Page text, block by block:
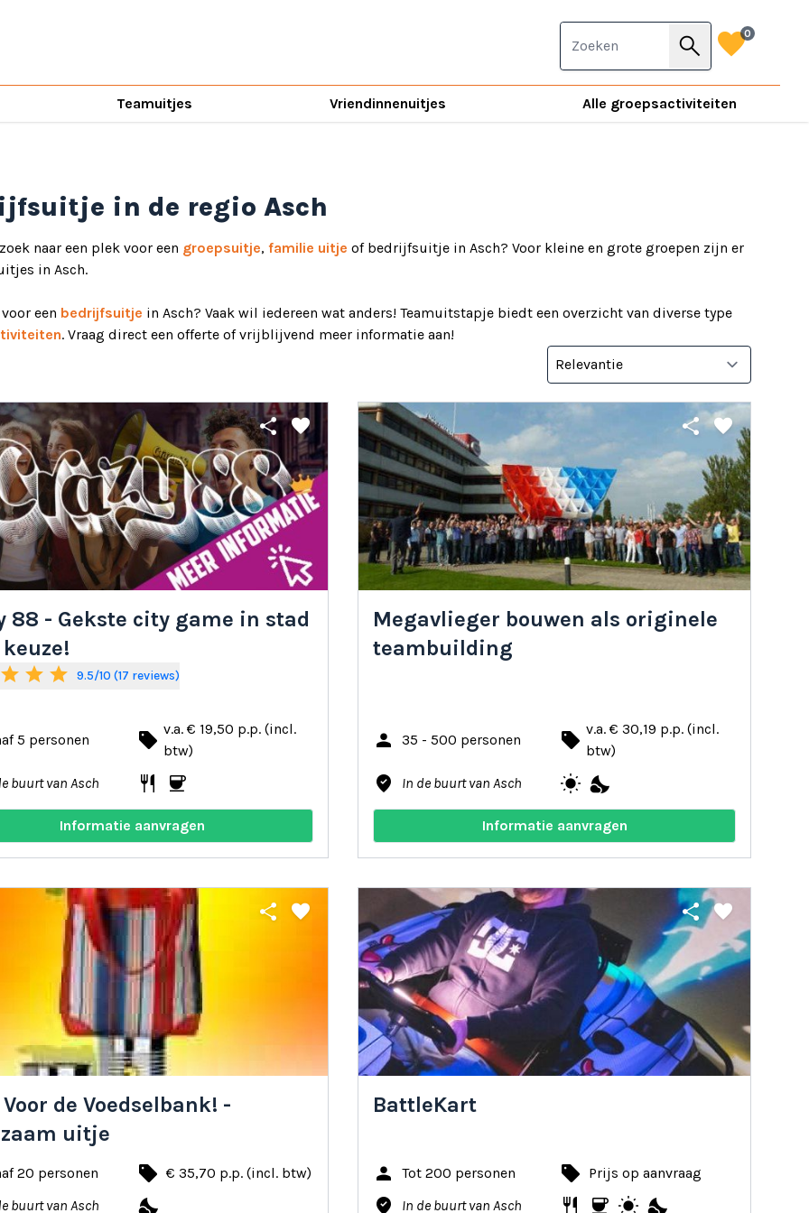
Teamuitjes Vriendinnenuitjes Alle groepsactiviteiten
search favorite0
in de regio Asch
naar een plek voor een groepsuitje, familie uitje of bedrijfsuitje in Asch? Voor kleine en grote groepen zijn er
in Asch.
een bedrijfsuitje in Asch? Vaak wil iedereen wat anders! Teamuitstapje biedt een overzicht van diverse type
. Vraag direct een offerte of vrijblijvend meer informatie aan!
share favorite
88 - Gekste city game in stad
star star star 9.5/10 (17 reviews)
5 personen local_offer v.a. € 19,50 p.p. (incl.
btw)
buurt van Asch restaurant coffee
Informatie aanvragen
share favorite
Megavlieger bouwen als originele
teambuilding
person 35 - 500 personen local_offer v.a. € 30,19 p.p. (incl.
btw)
where_to_vote In de buurt van Asch wb_sunny nights_stay
Informatie aanvragen
share favorite
de Voedselbank! -
uitje
20 personen local_offer € 35,70 p.p. (incl. btw)
buurt van Asch nights_stay
share favorite
BattleKart
person Tot 200 personen local_offer Prijs op aanvraag
where_to_vote In de buurt van Asch restaurant coffee wb_sunny nights_stay